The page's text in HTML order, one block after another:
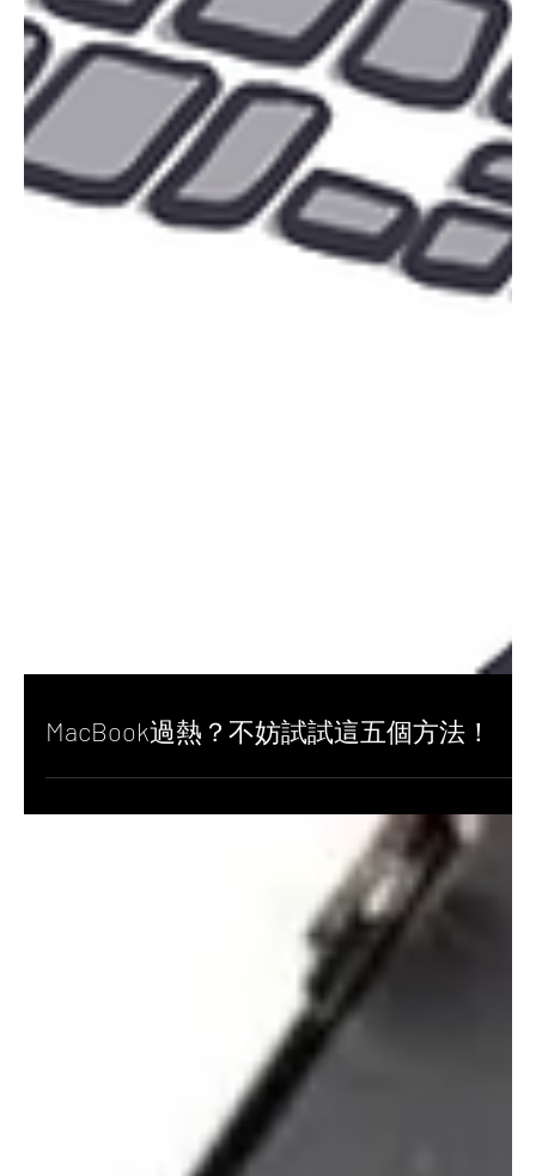
MacBook過熱？不妨試試這五個方法！